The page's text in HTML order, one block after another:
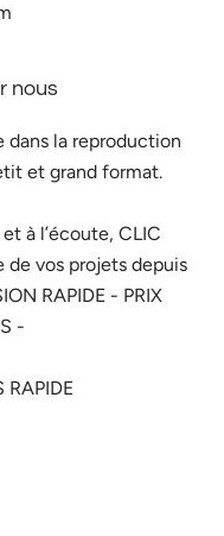
nous
dans la reproduction
et grand format.
à l’écoute, CLIC
de vos projets depuis
RAPIDE - PRIX
-
RAPIDE